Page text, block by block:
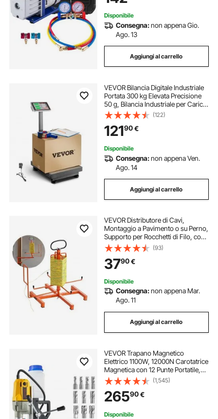
Disponibile
Consegna:non appena Gio.
Ago. 13
Aggiungi al carrello
VEVOR Bilancia Digitale Industriale
Portata 300 kg Elevata Precisione
50 g, Bilancia Industriale per Carichi
Pesanti con KG, Tara, Calcolatrice,
Adatta per Bagagli, Spedizione,
Pacchi
(122)
12190€
Disponibile
Consegna:non appena Ven.
Ago. 14
Aggiungi al carrello
VEVOR Distributore di Cavi,
Montaggio a Pavimento o su Perno,
Supporto per Rocchetti di Filo, con
Maniglia in Metallo per Trasporto di
Cavi, Occhiello Girevole, per Uso
Elettrico, Industriale
(93)
3790€
Disponibile
Consegna:non appena Mar.
Ago. 11
Aggiungi al carrello
VEVOR Trapano Magnetico
Elettrico 1100W, 12000N Carotatrice
Magnetica con 12 Punte Portatile,
Trapano Industriale
Elettromagnetico con Massima
Foratura 40 mm e Profondità 150
mm per Uso Industriale
(1,545)
26590€
Disponibile